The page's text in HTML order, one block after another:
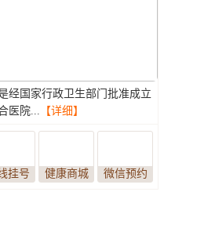
经国家行政卫生部门批准成立
医院... 【详细】
挂号 健康商城 微信预约